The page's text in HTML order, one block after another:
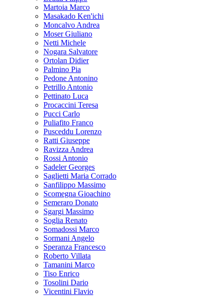
Martoia Marco
Masakado Ken'ichi
Moncalvo Andrea
Moser Giuliano
Netti Michele
Nogara Salvatore
Ortolan Didier
Palmino Pia
Pedone Antonino
Petrillo Antonio
Pettinato Luca
Procaccini Teresa
Pucci Carlo
Puliafito Franco
Pusceddu Lorenzo
Ratti Giuseppe
Ravizza Andrea
Rossi Antonio
Sadeler Georges
Saglietti Maria Corrado
Sanfilippo Massimo
Scomegna Gioachino
Semeraro Donato
Sgargi Massimo
Soglia Renato
Somadossi Marco
Sormani Angelo
Speranza Francesco
Roberto Villata
Tamanini Marco
Tiso Enrico
Tosolini Dario
Vicentini Flavio